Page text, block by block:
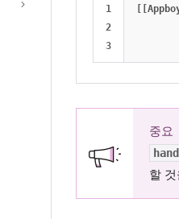
1
2
중요
할